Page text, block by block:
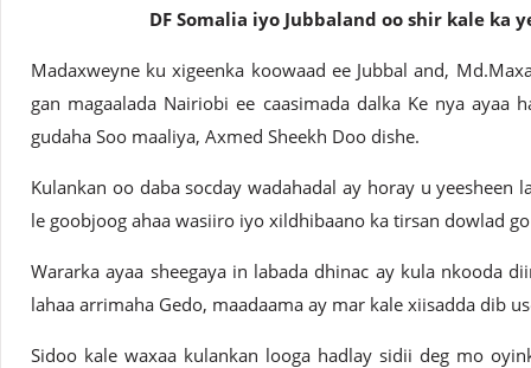
DF Somalia iyo Jubbaland oo shir kale ka
Madaxweyne ku xigeenka koowaad ee Jubbal and,
gan magaalada Nairiobi ee caasimada dalka Ke nya ayaa
gudaha Soo maaliya, Axmed Sheekh Doo dishe.
Kulankan oo daba socday wadahadal ay horay u yeesheen
le goobjoog ahaa wasiiro iyo xildhibaano ka tirsan dowlad
Wararka ayaa sheegaya in labada dhinac ay kula nkooda
lahaa arrimaha Gedo, maadaama ay mar kale xiisadda dib
Sidoo kale waxaa kulankan looga hadlay sidii deg mo